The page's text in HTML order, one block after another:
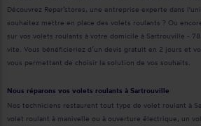
Découvrez Repar’stores, une entreprise experte dans
souhaitez mettre en place des volets roulants ? Ou
sur vos volets roulants à votre domicile à Sartrouville -
vite. Vous bénéficieriez d’un devis gratuit en 2 jours et
vous permettant de choisir la solution de vos souhaits.
Nous réparons vos volets roulants à Sartrouville
Nos techniciens restaurent tout type de volet roulant à
volet roulant à manivelle ou à ouverture électrique, un